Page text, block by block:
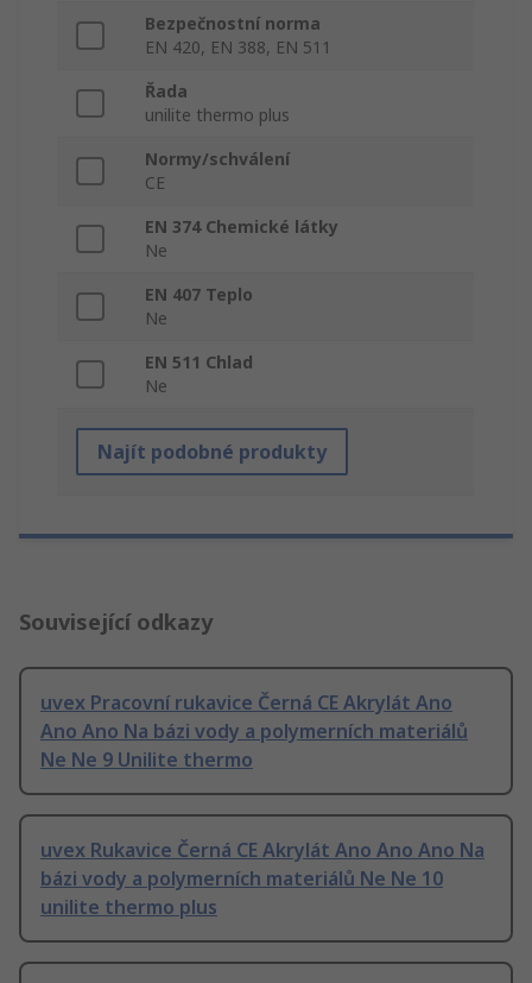
Bezpečnostní norma
EN 420, EN 388, EN 511
Řada
unilite thermo plus
Normy/schválení
CE
EN 374 Chemické látky
Ne
EN 407 Teplo
Ne
EN 511 Chlad
Ne
Najít podobné produkty
Související odkazy
uvex Pracovní rukavice Černá CE Akrylát Ano
Ano Ano Na bázi vody a polymerních materiálů
Ne Ne 9 Unilite thermo
uvex Rukavice Černá CE Akrylát Ano Ano Ano Na
bázi vody a polymerních materiálů Ne Ne 10
unilite thermo plus